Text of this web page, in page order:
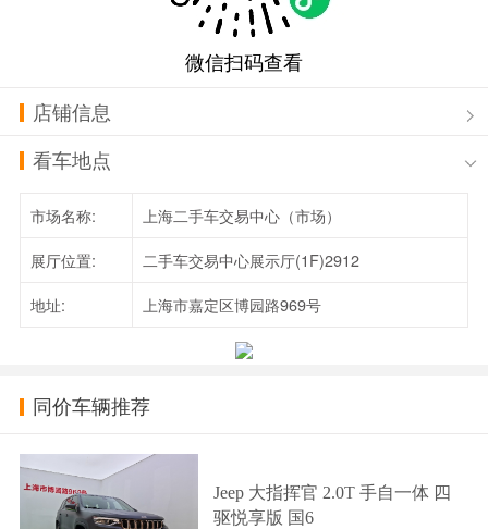
微信扫码查看
店铺信息
看车地点
市场名称:
上海二手车交易中心（市场）
展厅位置:
二手车交易中心展示厅(1F)2912
地址:
上海市嘉定区博园路969号
同价车辆推荐
Jeep 大指挥官 2.0T 手自一体 四
驱悦享版 国6